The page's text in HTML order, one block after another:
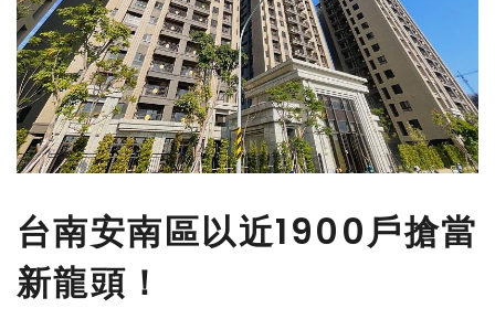
台南安南區以近1900戶搶當
新龍頭！